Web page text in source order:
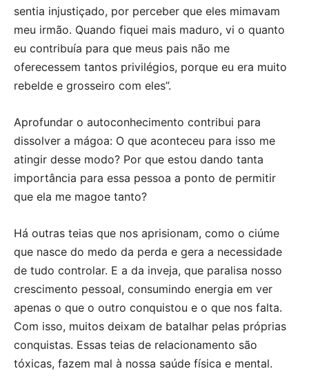
sentia injustiçado, por perceber que eles mimavam
meu irmão. Quando fiquei mais maduro, vi o quanto
eu contribuía para que meus pais não me
oferecessem tantos privilégios, porque eu era muito
rebelde e grosseiro com eles”.
Aprofundar o autoconhecimento contribui para
dissolver a mágoa: O que aconteceu para isso me
atingir desse modo? Por que estou dando tanta
importância para essa pessoa a ponto de permitir
que ela me magoe tanto?
Há outras teias que nos aprisionam, como o ciúme
que nasce do medo da perda e gera a necessidade
de tudo controlar. E a da inveja, que paralisa nosso
crescimento pessoal, consumindo energia em ver
apenas o que o outro conquistou e o que nos falta.
Com isso, muitos deixam de batalhar pelas próprias
conquistas. Essas teias de relacionamento são
tóxicas, fazem mal à nossa saúde física e mental.